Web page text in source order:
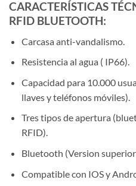
CARACTERÍSTICAS
RFID BLUETOOTH:
Carcasa anti-vandalismo.
Resistencia al agua ( IP66).
Capacidad para 10.000
llaves y teléfonos móviles).
Tres tipos de apertura
RFID).
Bluetooth (Version superior
Compatible con IOS y